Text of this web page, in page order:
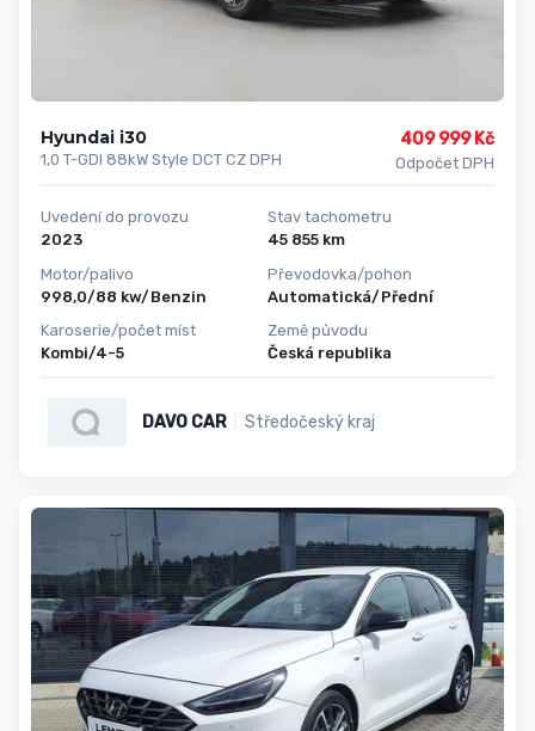
Hyundai i30
1,0 T-GDI 88kW Style DCT CZ DPH
409 999 Kč
Odpočet DPH
Uvedení do provozu
2023
Motor/palivo
998,0/88 kw/Benzin
Karoserie/počet míst
Kombi/4-5
Stav tachometru
45 855 km
Převodovka/pohon
Automatická/Přední
Země původu
Česká republika
DAVO CAR Středočeský kraj